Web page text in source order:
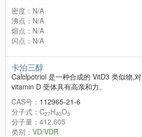
密度：N/A
沸点：N/A
熔点：N/A
闪点：N/A
卡泊三醇
Calcipotriol 是一种合成的 VitD3 类似物,对
vitamin D 受体具有高亲和力。
CAS号： 112965-21-6
分子式：C27H40O3
分子量：412.605
类别： VD/VDR